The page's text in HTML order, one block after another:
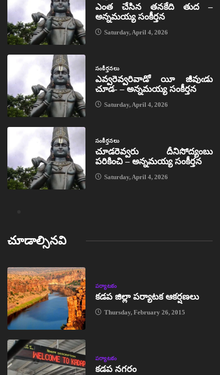
ఎంత చేసిన తనకేది తుద –
అన్నమయ్య సంకీర్తన
Saturday, April 4, 2026
సంకీర్తనలు
ఎవ్వరెవ్వరివాడో యీ జీవుఁడు
చూడ- – అన్నమయ్య సంకీర్తన
Saturday, April 4, 2026
సంకీర్తనలు
చూడరెవ్వరు దీనిసోద్యంబు
పరికించి – అన్నమయ్య సంకీర్తన
Saturday, April 4, 2026
చూడాల్సినవి
పర్యాటకం
కడప జిల్లా పర్యాటక ఆకర్షణలు
Thursday, February 26, 2015
పర్యాటకం
కడప నగరం